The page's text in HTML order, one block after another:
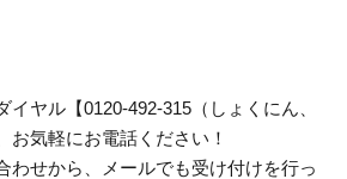
ヤル【0120-492-315（しょくにん、
お気軽にお電話ください！
わせから、メールでも受け付けを行っ